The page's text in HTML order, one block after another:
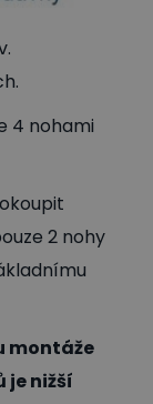
4 nohami
2 nohy
montáže
je nižší